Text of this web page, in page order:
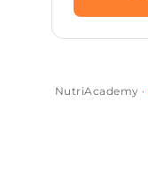
NutriAcademy ·